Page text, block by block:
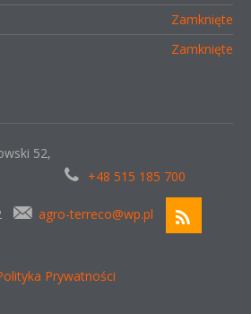
Zamknięte
Zamknięte
52,
+48 515 185 700
agro-terreco@wp.pl
Prywatności